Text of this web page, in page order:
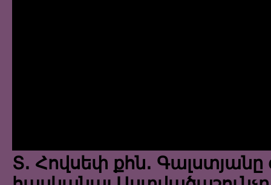
Տ․ Հովսեփ քհն․ Գալստյանը